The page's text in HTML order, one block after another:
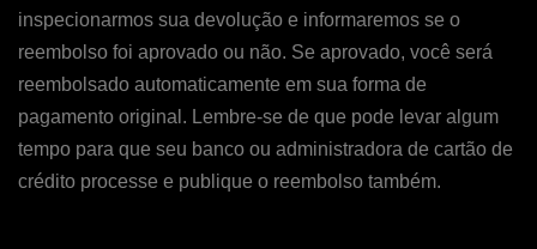
inspecionarmos sua devolução e informaremos se o
reembolso foi aprovado ou não. Se aprovado, você será
reembolsado automaticamente em sua forma de
pagamento original. Lembre-se de que pode levar algum
tempo para que seu banco ou administradora de cartão de
crédito processe e publique o reembolso também.